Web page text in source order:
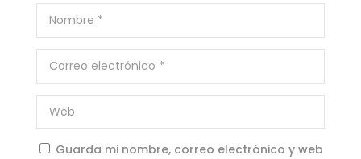
Guarda mi nombre, correo electrónico y web